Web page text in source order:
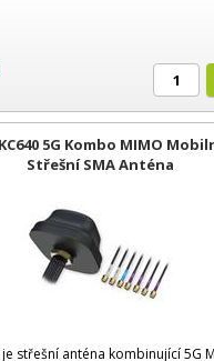
5G Kombo MIMO
Střešní SMA Anténa
střešní anténa kombinující 5G